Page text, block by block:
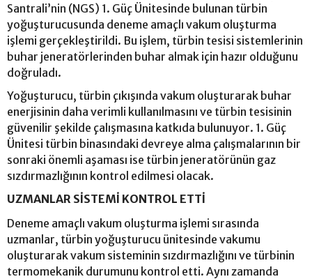
Santrali’nin (NGS) 1. Güç Ünitesinde bulunan türbin
yoğuşturucusunda deneme amaçlı vakum oluşturma
işlemi gerçekleştirildi. Bu işlem, türbin tesisi sistemlerinin
buhar jeneratörlerinden buhar almak için hazır olduğunu
doğruladı.
Yoğuşturucu, türbin çıkışında vakum oluşturarak buhar
enerjisinin daha verimli kullanılmasını ve türbin tesisinin
güvenilir şekilde çalışmasına katkıda bulunuyor. 1. Güç
Ünitesi türbin binasındaki devreye alma çalışmalarının bir
sonraki önemli aşaması ise türbin jeneratörünün gaz
sızdırmazlığının kontrol edilmesi olacak.
UZMANLAR SİSTEMİ KONTROL ETTİ
Deneme amaçlı vakum oluşturma işlemi sırasında
uzmanlar, türbin yoğuşturucu ünitesinde vakumu
oluşturarak vakum sisteminin sızdırmazlığını ve türbinin
termomekanik durumunu kontrol etti. Aynı zamanda